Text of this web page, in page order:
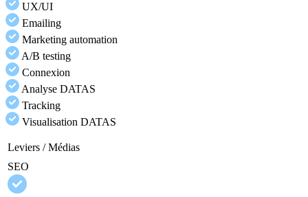
UX/UI
Emailing
Marketing automation
A/B testing
Connexion
Analyse DATAS
Tracking
Visualisation DATAS
Leviers / Médias
SEO